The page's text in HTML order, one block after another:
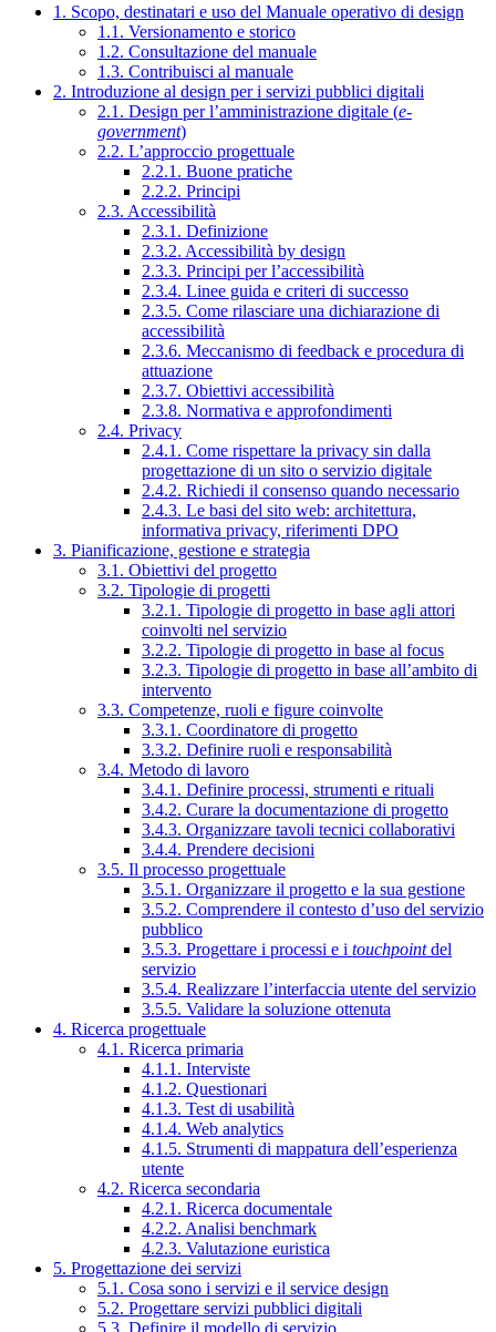
1. Scopo, destinatari e uso del Manuale operativo di design
1.1. Versionamento e storico
1.2. Consultazione del manuale
1.3. Contribuisci al manuale
2. Introduzione al design per i servizi pubblici digitali
2.1. Design per l’amministrazione digitale (e-
government)
2.2. L’approccio progettuale
2.2.1. Buone pratiche
2.2.2. Principi
2.3. Accessibilità
2.3.1. Definizione
2.3.2. Accessibilità by design
2.3.3. Principi per l’accessibilità
2.3.4. Linee guida e criteri di successo
2.3.5. Come rilasciare una dichiarazione di
accessibilità
2.3.6. Meccanismo di feedback e procedura di
attuazione
2.3.7. Obiettivi accessibilità
2.3.8. Normativa e approfondimenti
2.4. Privacy
2.4.1. Come rispettare la privacy sin dalla
progettazione di un sito o servizio digitale
2.4.2. Richiedi il consenso quando necessario
2.4.3. Le basi del sito web: architettura,
informativa privacy, riferimenti DPO
3. Pianificazione, gestione e strategia
3.1. Obiettivi del progetto
3.2. Tipologie di progetti
3.2.1. Tipologie di progetto in base agli attori
coinvolti nel servizio
3.2.2. Tipologie di progetto in base al focus
3.2.3. Tipologie di progetto in base all’ambito di
intervento
3.3. Competenze, ruoli e figure coinvolte
3.3.1. Coordinatore di progetto
3.3.2. Definire ruoli e responsabilità
3.4. Metodo di lavoro
3.4.1. Definire processi, strumenti e rituali
3.4.2. Curare la documentazione di progetto
3.4.3. Organizzare tavoli tecnici collaborativi
3.4.4. Prendere decisioni
3.5. Il processo progettuale
3.5.1. Organizzare il progetto e la sua gestione
3.5.2. Comprendere il contesto d’uso del servizio
pubblico
3.5.3. Progettare i processi e i touchpointdel
servizio
3.5.4. Realizzare l’interfaccia utente del servizio
3.5.5. Validare la soluzione ottenuta
4. Ricerca progettuale
4.1. Ricerca primaria
4.1.1. Interviste
4.1.2. Questionari
4.1.3. Test di usabilità
4.1.4. Web analytics
4.1.5. Strumenti di mappatura dell’esperienza
utente
4.2. Ricerca secondaria
4.2.1. Ricerca documentale
4.2.2. Analisi benchmark
4.2.3. Valutazione euristica
5. Progettazione dei servizi
5.1. Cosa sono i servizi e il service design
5.2. Progettare servizi pubblici digitali
5.3. Definire il modello di servizio